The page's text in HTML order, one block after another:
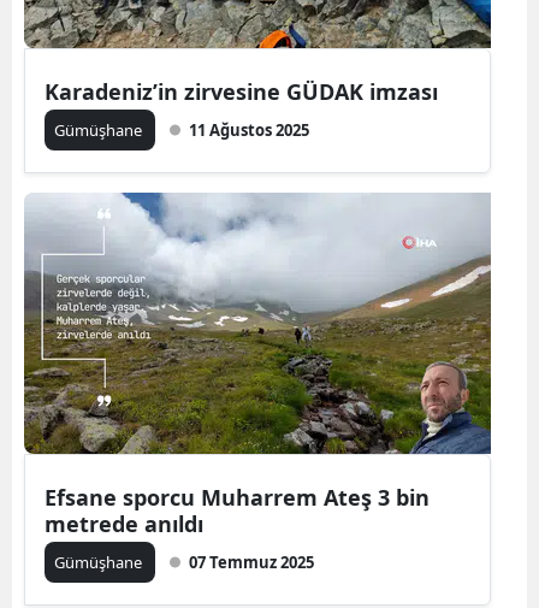
Diyarbakır
Edirne
Elazığ
Erzurum
Eskişehir
Gaziantep
Giresun
Gümüşhane
Karadeniz’in zirvesine GÜDAK imzası
Gümüşhane 11 Ağustos 2025
Efsane sporcu Muharrem Ateş 3 bin
metrede anıldı
Gümüşhane 07 Temmuz 2025